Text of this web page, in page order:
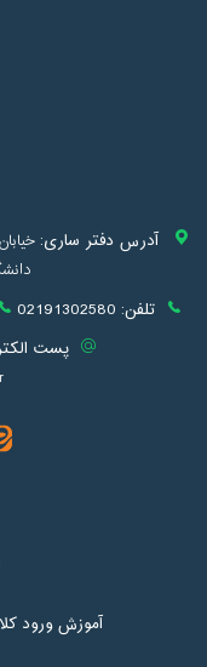
آدرس دفتر ساری:
تلفن: 02191302580
پست
آموزش ورود